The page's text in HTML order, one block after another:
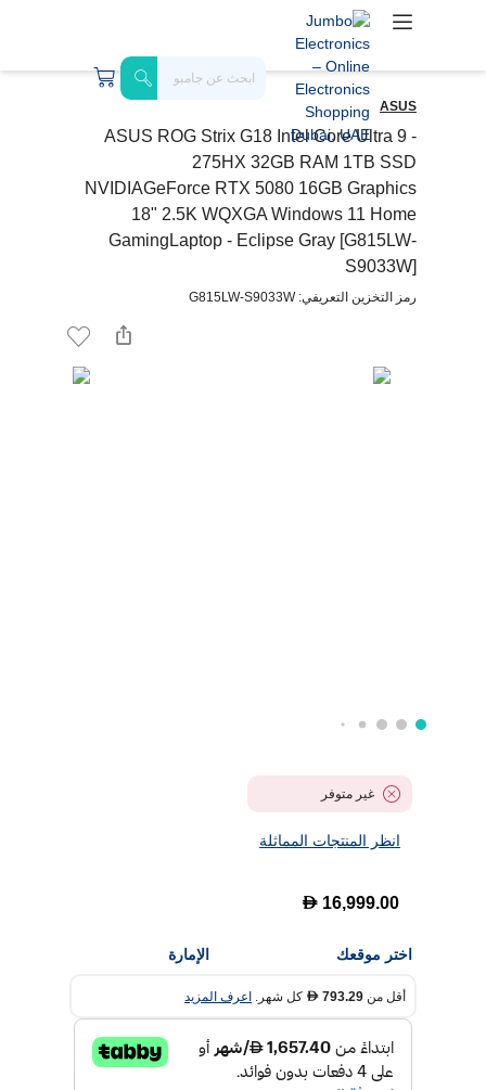
ASUS
ASUS ROG Strix G18 Intel Core Ultra 9 -
275HX 32GB RAM 1TB SSD
NVIDIAGeForce RTX 5080 16GB Graphics
18" 2.5K WQXGA Windows 11 Home
GamingLaptop - Eclipse Gray [G815LW-
S9033W]
رمز التخزين التعريفي: G815LW-S9033W
غير متوفر
انظر المنتجات المماثلة
D 16,999.00
اختر موقعك الإمارة
أقل من D 793.29 كل شهر. اعرف المزيد